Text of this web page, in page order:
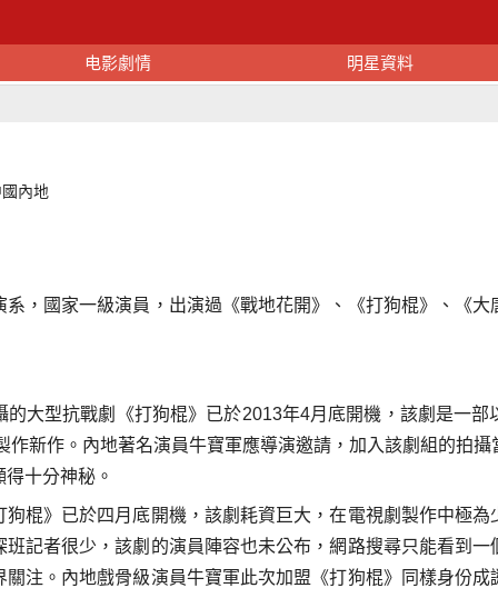
电影劇情 明星資料
內地
，國家一級演員，出演過《戰地花開》、《打狗棍》、《
大型抗戰劇《打狗棍》已於2013年4月底開機，該劇是一部
作新作。內地著名演員牛寶軍應導演邀請，加入該劇組的拍
十分神秘。
狗棍》已於四月底開機，該劇耗資巨大，在電視劇製作中極
記者很少，該劇的演員陣容也未公布，網路搜尋只能看到
注。內地戲骨級演員牛寶軍此次加盟《打狗棍》同樣身份